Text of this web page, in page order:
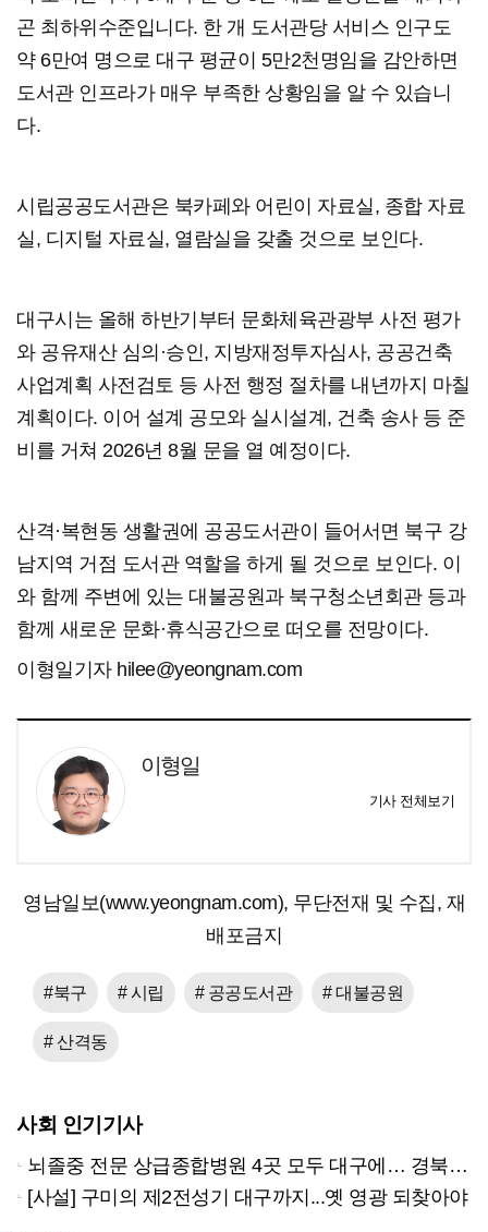
곤 최하위수준입니다. 한 개 도서관당 서비스 인구도
약 6만여 명으로 대구 평균이 5만2천명임을 감안하면
도서관 인프라가 매우 부족한 상황임을 알 수 있습니
다.
시립공공도서관은 북카페와 어린이 자료실, 종합 자료
실, 디지털 자료실, 열람실을 갖출 것으로 보인다.
대구시는 올해 하반기부터 문화체육관광부 사전 평가
와 공유재산 심의·승인, 지방재정투자심사, 공공건축
사업계획 사전검토 등 사전 행정 절차를 내년까지 마칠
계획이다. 이어 설계 공모와 실시설계, 건축 송사 등 준
비를 거쳐 2026년 8월 문을 열 예정이다.
산격·복현동 생활권에 공공도서관이 들어서면 북구 강
남지역 거점 도서관 역할을 하게 될 것으로 보인다. 이
와 함께 주변에 있는 대불공원과 북구청소년회관 등과
함께 새로운 문화·휴식공간으로 떠오를 전망이다.
이형일기자 hilee@yeongnam.com
이형일
기사 전체보기
영남일보(www.yeongnam.com), 무단전재 및 수집, 재
배포금지
#북구 # 시립 # 공공도서관 # 대불공원
# 산격동
사회 인기기사
뇌졸중 전문 상급종합병원 4곳 모두 대구에… 경북은 골든타임 사각지대
[사설] 구미의 제2전성기 대구까지...옛 영광 되찾아야